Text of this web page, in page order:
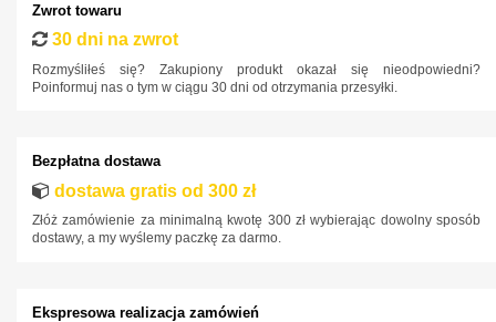
Hyundai
Isuzu
Jaguar
Jeep
Kia
Land Rover
Zwrot towaru
30 dni na zwrot
Rozmyśliłeś się? Zakupiony produkt okazał się nieodpowiedni?
Poinformuj nas o tym w ciągu 30 dni od otrzymania przesyłki.
Bezpłatna dostawa
dostawa gratis od 300 zł
Złóż zamówienie za minimalną kwotę 300 zł wybierając dowolny sposób
dostawy, a my wyślemy paczkę za darmo.
Ekspresowa realizacja zamówień